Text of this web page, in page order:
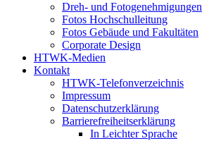
Dreh- und Fotogenehmigungen
Fotos Hochschulleitung
Fotos Gebäude und Fakultäten
Corporate Design
HTWK-Medien
Kontakt
HTWK-Telefonverzeichnis
Impressum
Datenschutzerklärung
Barrierefreiheitserklärung
In Leichter Sprache